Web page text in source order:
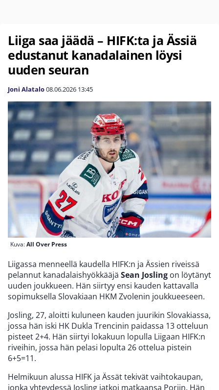
Liiga saa jäädä – HIFK:ta ja Ässiä
edustanut kanadalainen löysi
uuden seuran
Joni Alatalo08.06.2026 13:45
Kuva:All Over Press
Liigassa menneellä kaudella HIFK:n ja Ässien riveissä
pelannut kanadalaishyökkääjä Sean Josling on löytänyt
uuden joukkueen. Hän siirtyy ensi kauden kattavalla
sopimuksella Slovakiaan HKM Zvolenin joukkueeseen.
Josling, 27, aloitti kuluneen kauden juurikin Slovakiassa,
jossa hän iski HK Dukla Trencinin paidassa 13 otteluun
pisteet 2+4. Hän siirtyi lokakuun lopulla Liigaan HIFK:n
riveihin, jossa hän pelasi lopulta 26 ottelua pistein
6+5=11.
Helmikuun alussa HIFK ja Ässät tekivät vaihtokaupan,
jonka yhteydessä Josling jatkoi matkaansa Poriin. Hän